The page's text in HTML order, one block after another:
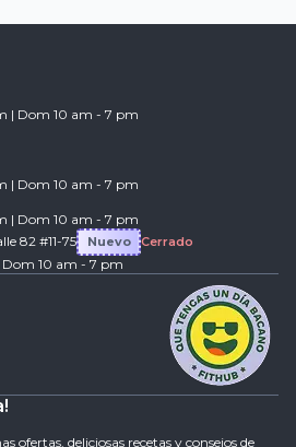
| Dom 10 am - 7 pm
| Dom 10 am - 7 pm
| Dom 10 am - 7 pm
82 #11-75
Nuevo Cerrado
10 am - 7 pm
ofertas, deliciosas recetas y consejos de